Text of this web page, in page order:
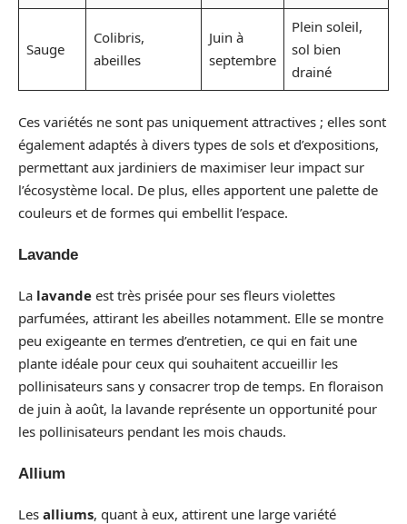
Sauge
Colibris,
abeilles
Juin à
septembre
Plein soleil,
sol bien
drainé
Ces variétés ne sont pas uniquement attractives ; elles sont
également adaptés à divers types de sols et d’expositions,
permettant aux jardiniers de maximiser leur impact sur
l’écosystème local. De plus, elles apportent une palette de
couleurs et de formes qui embellit l’espace.
Lavande
La lavande est très prisée pour ses fleurs violettes
parfumées, attirant les abeilles notamment. Elle se montre
peu exigeante en termes d’entretien, ce qui en fait une
plante idéale pour ceux qui souhaitent accueillir les
pollinisateurs sans y consacrer trop de temps. En floraison
de juin à août, la lavande représente un opportunité pour
les pollinisateurs pendant les mois chauds.
Allium
Les alliums, quant à eux, attirent une large variété